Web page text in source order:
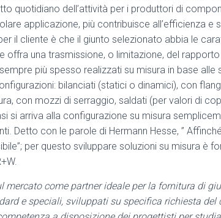
quotidiano dell’attività per i produttori di
applicazione, più contribuisce all’efficienza e
il cliente è che il giunto selezionato abbia le
offra una trasmissione, o limitazione, del
più spesso realizzati su misura in base
bilanciati (statici o dinamici), con
con mozzi di serraggio, saldati (per valori di
si arriva alla configurazione su misura
Detto con le parole di Hermann Hesse, ”
per questo sviluppare soluzioni su misura è
mercato come partner ideale per la fornitura di
e speciali, sviluppati su specifica richiesta del